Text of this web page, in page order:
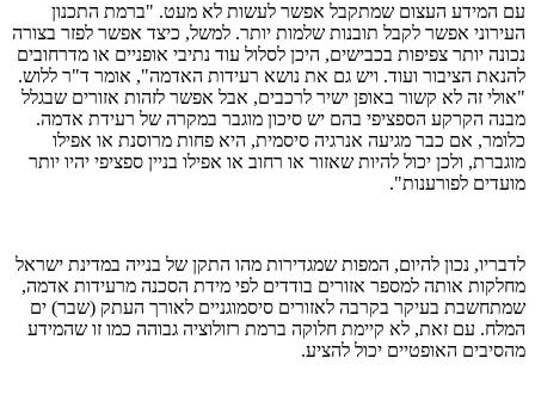
עם המידע העצום שמתקבל אפשר לעשות לא מעט. "ברמת התכנון
העירוני אפשר לקבל תובנות שלמות יותר. למשל, כיצד אפשר לפזר בצורה
נכונה יותר צפיפות בכבישים, היכן לסלול עוד נתיבי אופניים או מדרחובים
להנאת הציבור ועוד. ויש גם את נושא רעידות האדמה", אומר ד"ר ללוש.
"אולי זה לא קשור באופן ישיר לרכבים, אבל אפשר לזהות אזורים שבגלל
מבנה הקרקע הספציפי בהם יש סיכון מוגבר במקרה של רעידת אדמה.
כלומר, אם כבר מגיעה אנרגיה סיסמית, היא פחות מרוסנת או אפילו
מוגברת, ולכן יכול להיות שאזור או רחוב או אפילו בניין ספציפי יהיו יותר
מועדים לפורענות".
לדבריו, נכון להיום, המפות שמגדירות מהו התקן של בנייה במדינת ישראל
מחלקות אותה למספר אזורים בודדים לפי מידת הסכנה מרעידות אדמה,
שמתחשבת בעיקר בקרבה לאזורים סיסמוגניים לאורך העתק (שבר) ים
המלח. עם זאת, לא קיימת חלוקה ברמת רזולוציה גבוהה כמו זו שהמידע
מהסיבים האופטיים יכול להציע.